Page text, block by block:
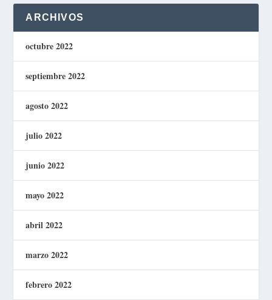
ARCHIVOS
octubre 2022
septiembre 2022
agosto 2022
julio 2022
junio 2022
mayo 2022
abril 2022
marzo 2022
febrero 2022